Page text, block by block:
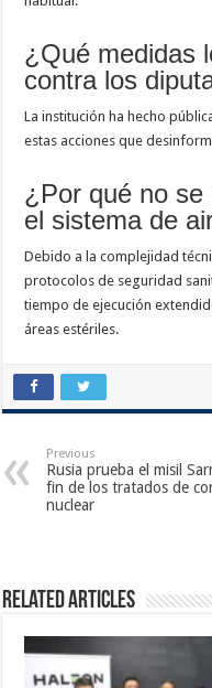
¿Qué medidas
contra los
La institución ha hecho
estas acciones que
¿Por qué no se
el sistema de
Debido a la complejidad
protocolos de seguridad
tiempo de ejecución
áreas estériles.
Previous
Rusia prueba el misil
fin de los tratados de
nuclear
Related Articles